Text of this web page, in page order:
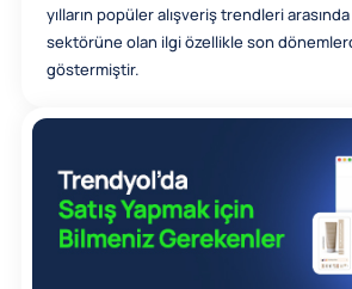
yılların popüler alışveriş trendleri
sektörüne olan ilgi özellikle son
göstermiştir.